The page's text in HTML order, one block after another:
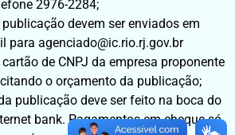
2976-2284;
devem ser enviados em
para agenciado@ic.rio.rj.gov.br
de CNPJ da empresa proponente
o orçamento da publicação;
publicação deve ser feito na boca do
bank. Pagamentos em cheque só